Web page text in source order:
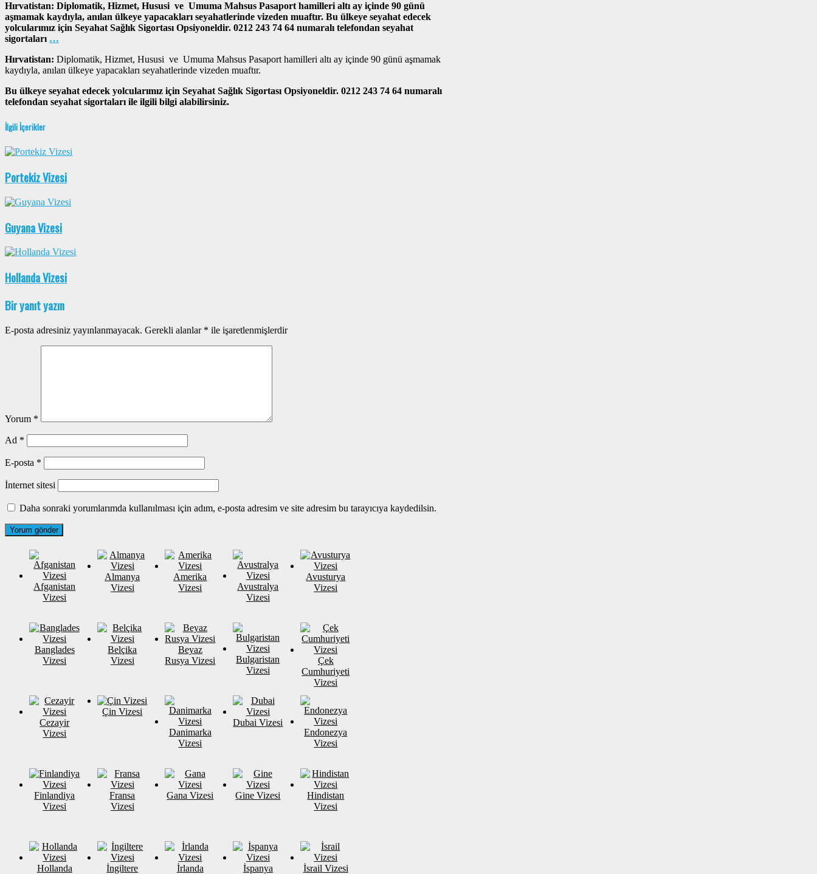
Hırvatistan: Diplomatik, Hizmet, Hususi ve Umuma Mahsus Pasaport hamilleri altı ay içinde 90 günü
aşmamak kaydıyla, anılan ülkeye yapacakları seyahatlerinde vizeden muaftır. Bu ülkeye seyahat edecek
yolcularımız için Seyahat Sağlık Sigortası Opsiyoneldir. 0212 243 74 64 numaralı telefondan seyahat
sigortaları …
Hırvatistan: Diplomatik, Hizmet, Hususi ve Umuma Mahsus Pasaport hamilleri altı ay içinde 90 günü aşmamak
kaydıyla, anılan ülkeye yapacakları seyahatlerinde vizeden muaftır.
Bu ülkeye seyahat edecek yolcularımız için Seyahat Sağlık Sigortası Opsiyoneldir. 0212 243 74 64 numaralı
telefondan seyahat sigortaları ile ilgili bilgi alabilirsiniz.
İlgili İçerikler
Portekiz Vizesi
Guyana Vizesi
Hollanda Vizesi
Bir yanıt yazın
E-posta adresiniz yayınlanmayacak. Gerekli alanlar * ile işaretlenmişlerdir
Yorum *
Ad *
E-posta *
İnternet sitesi
Daha sonraki yorumlarımda kullanılması için adım, e-posta adresim ve site adresim bu tarayıcıya kaydedilsin.
Afganistan
Vizesi
Almanya
Vizesi
Amerika
Vizesi
Avustralya
Vizesi
Avusturya
Vizesi
Banglades
Vizesi
Belçika
Vizesi
Beyaz
Rusya Vizesi
Bulgaristan
Vizesi
Çek
Cumhuriyeti
Vizesi
Cezayir
Vizesi
Çin Vizesi
Danimarka
Vizesi
Dubai Vizesi
Endonezya
Vizesi
Finlandiya
Vizesi
Fransa
Vizesi
Gana Vizesi Gine Vizesi
Hindistan
Vizesi
Hollanda
İngiltere
İrlanda
İspanya
İsrail Vizesi